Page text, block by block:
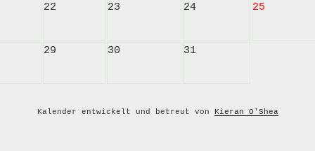
22 23 24 25
29 30 31
Kalender entwickelt und betreut von Kieran O'Shea